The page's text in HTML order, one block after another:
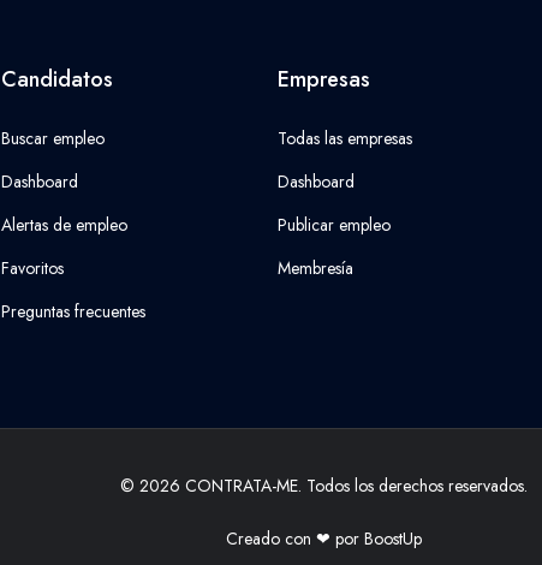
Candidatos
Buscar empleo
Dashboard
Alertas de empleo
Favoritos
Preguntas frecuentes
Empresas
Todas las empresas
Dashboard
Publicar empleo
Membresía
© 2026 CONTRATA-ME. Todos los derechos reservados.
Creado con ❤ por BoostUp